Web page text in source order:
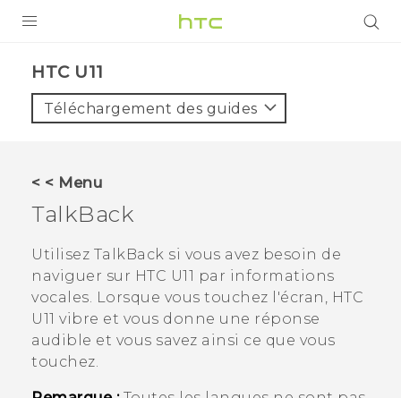
VIVE
ASSISTANCE
Appareils HTC & Accessoires
Connexion
HTC U11‎
Téléchargement des guides
< < Menu
TalkBack
Utilisez TalkBack si vous avez besoin de
naviguer sur HTC U11 par informations
vocales. Lorsque vous touchez l'écran, HTC
U11 vibre et vous donne une réponse
audible et vous savez ainsi ce que vous
touchez.